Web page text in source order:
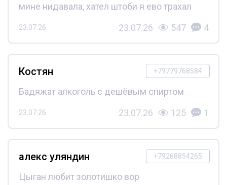
мине нидавала, хател штоби я ево трахал
23.07.26 23.07.26 547 4
+79779768584
Костян
Бадяжат алкоголь с дешёвым спиртом
23.07.26 23.07.26 125 1
+79268854265
алекс уляндин
Цыган любит золотишко вор